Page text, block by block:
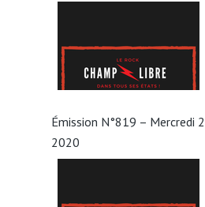
Émission N°819 – Mercredi
2020